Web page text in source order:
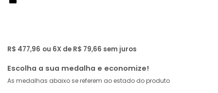
R$ 477,96 ou 6X de R$ 79,66 sem juros
Escolha a sua medalha e economize!
As medalhas abaixo se referem ao estado do produto